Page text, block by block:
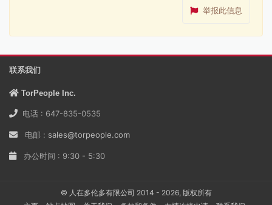
举报此信息
联系我们
TorPeople Inc.
电话 : 647-835-0535
电邮 : sales@torpeople.com
办公时间 : 9:30 - 5:30
© 人在多伦多有限公司 2014 - 2026, 版权所有